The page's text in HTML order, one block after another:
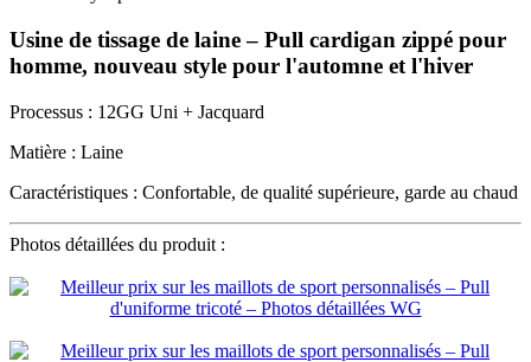
Usine de tissage de laine – Pull cardigan zippé pour
homme, nouveau style pour l'automne et l'hiver
Processus : 12GG Uni + Jacquard
Matière : Laine
Caractéristiques : Confortable, de qualité supérieure, garde au chaud
Photos détaillées du produit :